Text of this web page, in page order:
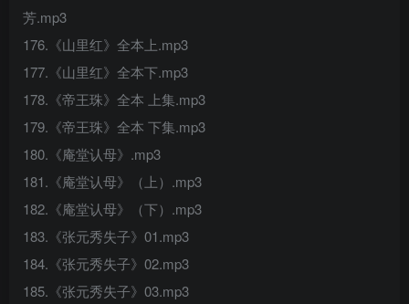
芳.mp3
176.《山里红》全本上.mp3
177.《山里红》全本下.mp3
178.《帝王珠》全本 上集.mp3
179.《帝王珠》全本 下集.mp3
180.《庵堂认母》.mp3
181.《庵堂认母》（上）.mp3
182.《庵堂认母》（下）.mp3
183.《张元秀失子》01.mp3
184.《张元秀失子》02.mp3
185.《张元秀失子》03.mp3